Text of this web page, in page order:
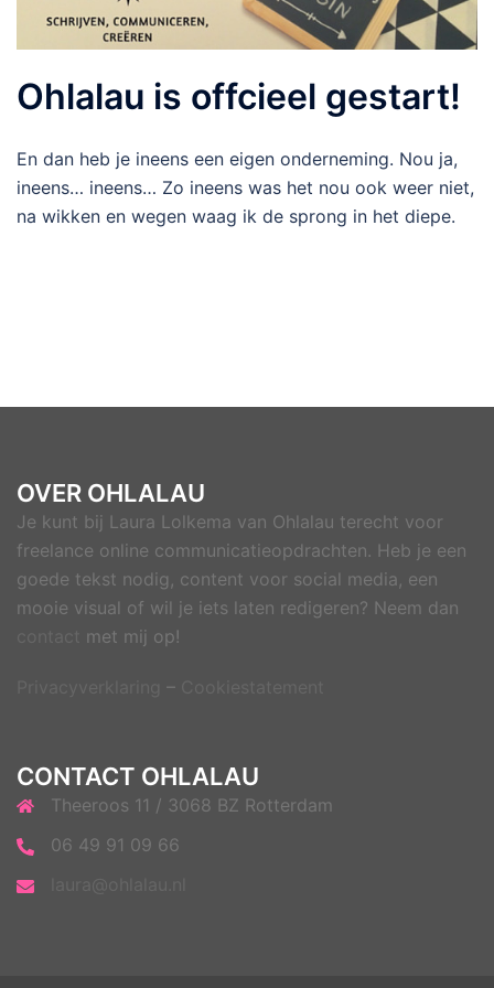
Ohlalau is offcieel gestart!
En dan heb je ineens een eigen onderneming. Nou ja,
ineens… ineens… Zo ineens was het nou ook weer niet,
na wikken en wegen waag ik de sprong in het diepe.
OVER OHLALAU
Je kunt bij Laura Lolkema van Ohlalau terecht voor
freelance online communicatieopdrachten. Heb je een
goede tekst nodig, content voor social media, een
mooie visual of wil je iets laten redigeren? Neem dan
met mij op!
–
CONTACT OHLALAU
Theeroos 11 / 3068 BZ Rotterdam
06 49 91 09 66